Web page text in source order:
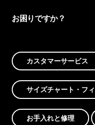
お困りですか？
カスタマーサービス
サイズチャート・フ
お手入れと修理